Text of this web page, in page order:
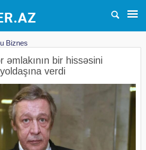
Biznes
əmlakının bir hissəsini
verdi